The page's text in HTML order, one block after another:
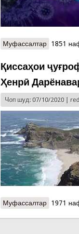
Муфассалтар о Вазъи
1851
Қиссаҳои
Ҳенрӣ
Чоп шуд: 07/10/2020 |
Муфассалтар о
1971